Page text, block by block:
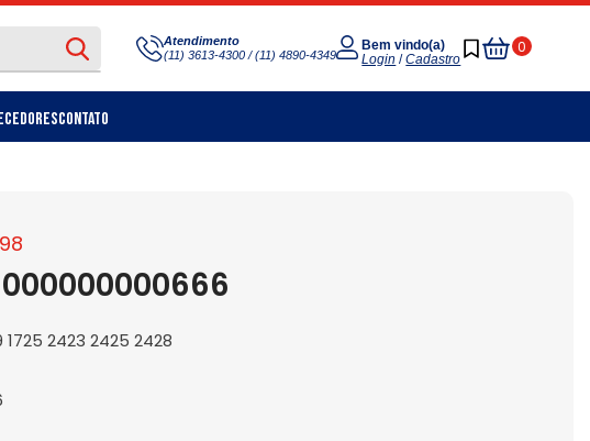
Atendimento
(11) 3613-4300 / (11) 4890-4349
Bem vindo(a)
Login /Cadastro
0
Meu
Carrinho
Contato
1725 2423 2425 2428